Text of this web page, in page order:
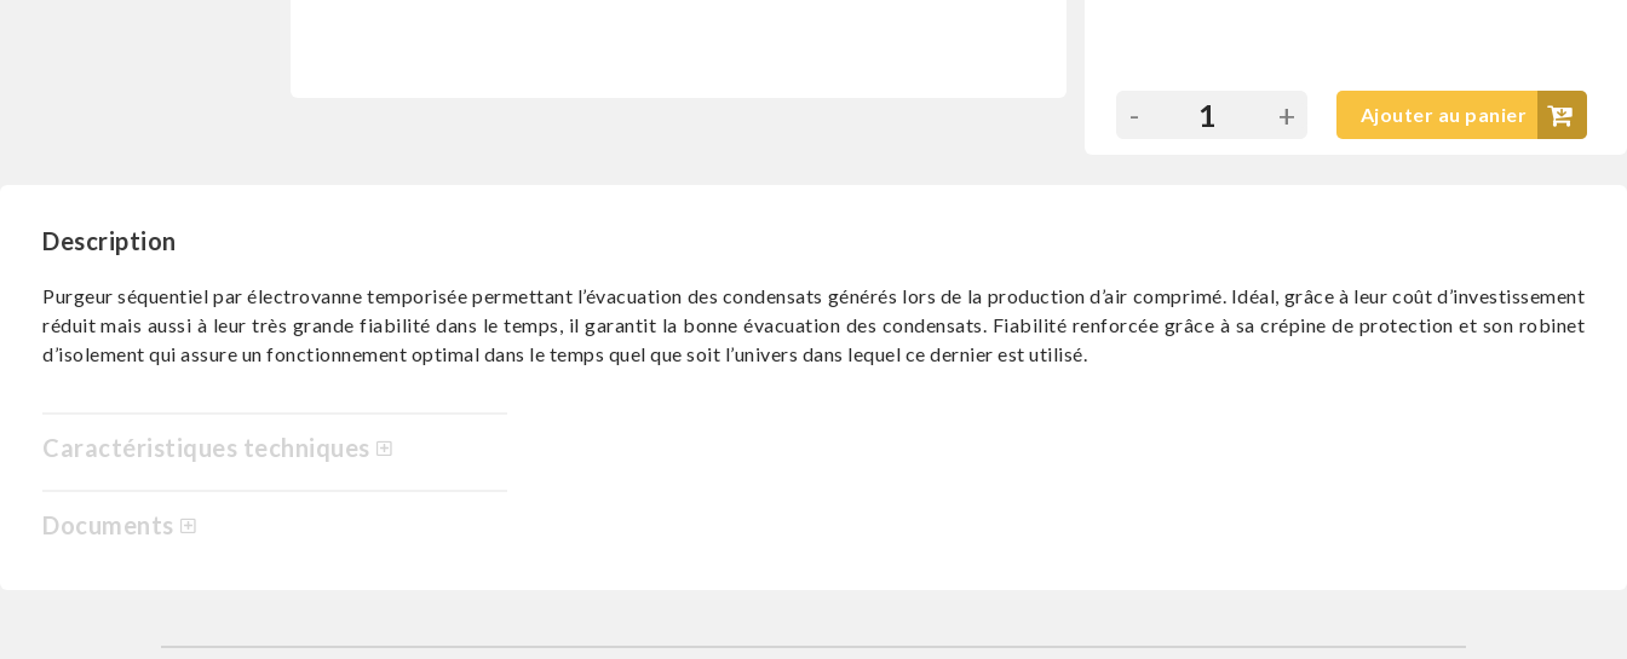
- + Ajouter au panier
Description
Purgeur séquentiel par électrovanne temporisée permettant l’évacuation des condensats générés lors de la production d’air comprimé. Idéal, grâce à leur coût d’investissement
réduit mais aussi à leur très grande fiabilité dans le temps, il garantit la bonne évacuation des condensats. Fiabilité renforcée grâce à sa crépine de protection et son robinet
d’isolement qui assure un fonctionnement optimal dans le temps quel que soit l’univers dans lequel ce dernier est utilisé.
Caractéristiques techniques
Documents